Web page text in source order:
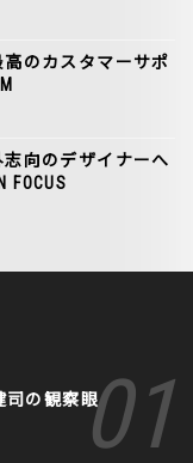
のカスタマーサポ
向のデザイナーへ
FOCUS
司の観察眼